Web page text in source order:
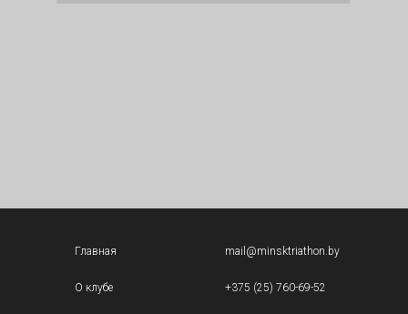
Главная mail@minsktriathon.by
О клубе +375 (25) 760-69-52